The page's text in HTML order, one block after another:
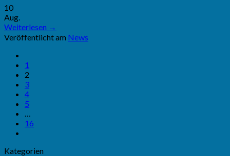
10
Aug.
Weiterlesen →
Veröffentlicht am News
1
2
3
4
5
…
16
Kategorien